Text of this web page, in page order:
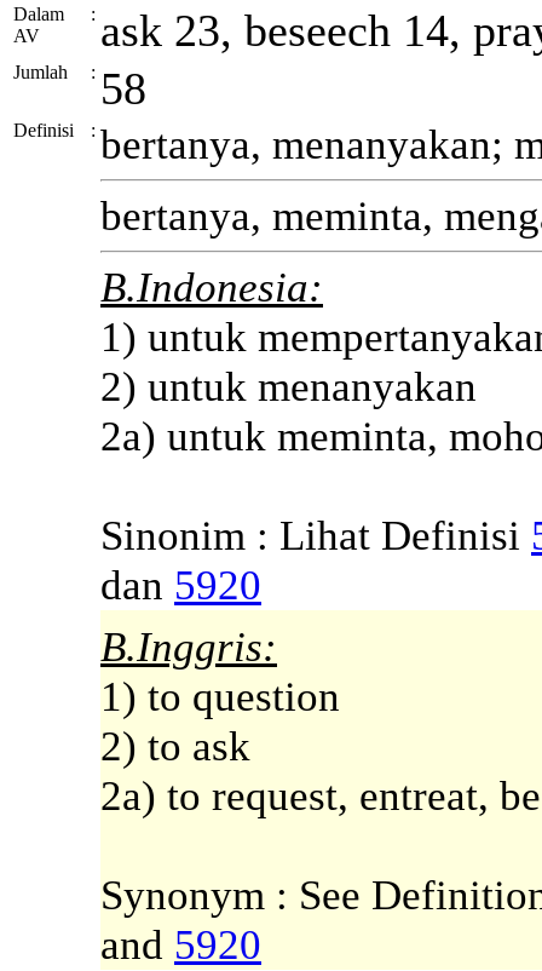
Dalam
AV
: ask 23, beseech 14,
Jumlah : 58
Definisi : bertanya, menanyakan;
bertanya, meminta,
B.Indonesia:
1) untuk
2) untuk menanyakan
2a) untuk meminta,
Sinonim : Lihat Definisi
dan 5920
B.Inggris:
1) to question
2) to ask
2a) to request, entreat,
Synonym : See
and 5920